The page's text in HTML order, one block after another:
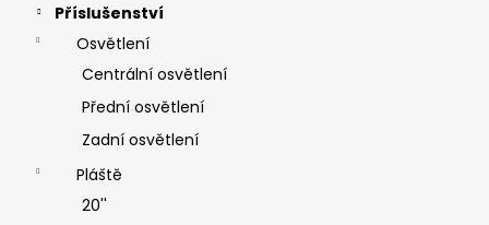
Příslušenství
Osvětlení
Centrální osvětlení
Přední osvětlení
Zadní osvětlení
Pláště
20''